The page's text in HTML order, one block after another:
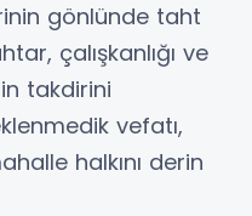
gönlünde taht
çalışkanlığı ve
takdirini
vefatı,
halkını derin